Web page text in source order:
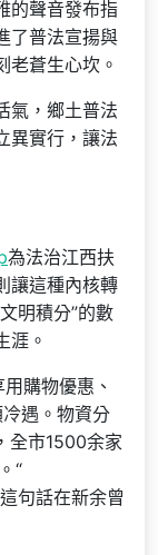
的聲音發布指
了普法宣揚與
老蒼生心坎。
氣，鄉土普法
異實行，讓法
為法治江西扶
讓這種內核轉
明積分”的數
涯。
購物優惠、
遇。物資分
全市1500余家
“
句話在新余曾